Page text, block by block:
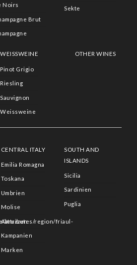
Noirs
Brut
Sekte
WEISSWEINE
Pinot Grigio
Riesling
Sauvignon
Weissweine
OTHER WINES
attributes/region/friaul-
CENTRAL ITALY
Emilia Romagna
Toskana
Umbrien
Molise
Abruzzen
Kampanien
Marken
SOUTH AND
ISLANDS
Sicilia
Sardinien
Puglia